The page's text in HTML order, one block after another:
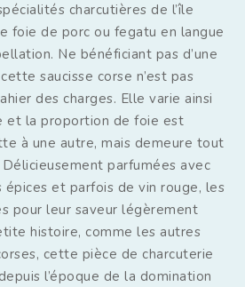
charcutières de l’île
foie de porc ou fegatu en langue
Ne bénéficiant pas d’une
saucisse corse n’est pas
des charges. Elle varie ainsi
et la proportion de foie est
à une autre, mais demeure tout
parfumées avec
épices et parfois de vin rouge, les
pour leur saveur légèrement
histoire, comme les autres
cette pièce de charcuterie
l’époque de la domination